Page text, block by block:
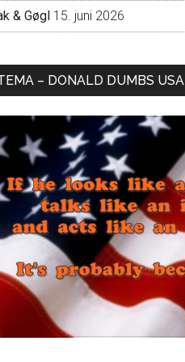
& Gøgl 15. juni 2026
– DONALD DUMBS USA